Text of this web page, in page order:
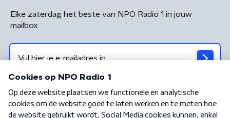
Elke zaterdag het beste van NPO Radio 1 in jouw
mailbox